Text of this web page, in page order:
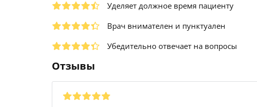
Уделяет должное время пациенту
Врач внимателен и пунктуален
Убедительно отвечает на вопросы
Отзывы